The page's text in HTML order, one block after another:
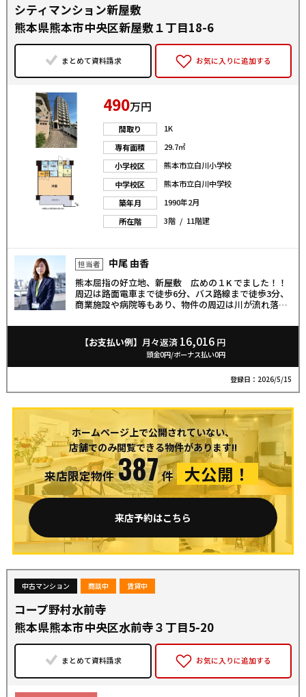
シティマンション新屋敷
熊本県熊本市中央区新屋敷１丁目18-6
まとめて資料請求 お気に入りに追加する
490万円
間取り
1K
専有面積
29.7㎡
小学校区
熊本市立白川小学校
中学校区
熊本市立白川中学校
築年月
1990年2月
所在階
3階 / 11階建
担当者 中尾 由香
熊本屈指の好立地、新屋敷 広めの１K でました！！
周辺は路面電車まで徒歩6分、バス路線まで徒歩3分、
商業施設や病院等もあり、物件の周辺は川が流れ落ち
通風良好☆
【お支払い例】 月々返済 16,016 円
頭金0円/ボーナス払い0円
登録日：2026/5/15
ホームページ上で公開されていない、
店舗でのみ閲覧できる物件があります!!
来店限定物件 387 件 大公開！
来店予約はこちら
中古マンション 商談中 賃貸中
コープ野村水前寺
熊本県熊本市中央区水前寺３丁目5-20
まとめて資料請求 お気に入りに追加する